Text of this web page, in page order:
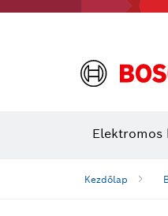
Elektromos
Kezdőlap